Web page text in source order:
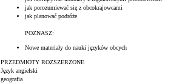
jak porozumiewać się z obcokrajowcami
jak planować podróże
POZNASZ:
Nowe materiały do nauki języków obcych
PRZEDMIOTY ROZSZERZONE
Język angielski
geografia